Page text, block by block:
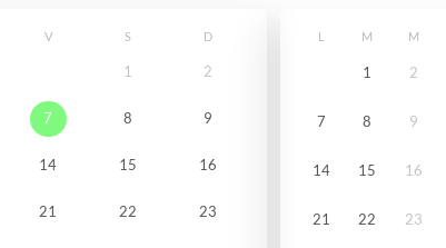
V S D
1 2
7 8 9
14 15 16
21 22 23
L M M
1 2
7 8 9
14 15 16
21 22 23